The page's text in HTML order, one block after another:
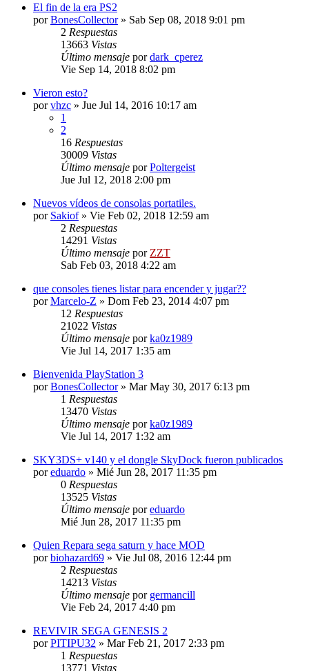
El fin de la era PS2
porBonesCollector» Sab Sep 08, 2018 9:01 pm
2 Respuestas
13663 Vistas
Último mensaje pordark_cperez
Vie Sep 14, 2018 8:02 pm
Vieron esto?
porvhzc » Jue Jul 14, 2016 10:17 am
1
2
16 Respuestas
30009 Vistas
Último mensaje porPoltergeist
Jue Jul 12, 2018 2:00 pm
Nuevos vídeos de consolas portatiles.
por Sakiof» Vie Feb 02, 2018 12:59 am
2 Respuestas
14291 Vistas
Último mensaje por ZZT
Sab Feb 03, 2018 4:22 am
que consoles tienes listar para encender y jugar??
porMarcelo-Z » Dom Feb 23, 2014 4:07 pm
12 Respuestas
21022 Vistas
Último mensaje porka0z1989
Vie Jul 14, 2017 1:35 am
Bienvenida PlayStation 3
porBonesCollector» Mar May 30, 2017 6:13 pm
1 Respuestas
13470 Vistas
Último mensaje porka0z1989
Vie Jul 14, 2017 1:32 am
SKY3DS+ v140 y el dongle SkyDock fueron publicados
poreduardo » Mié Jun 28, 2017 11:35 pm
0 Respuestas
13525 Vistas
Último mensaje poreduardo
Mié Jun 28, 2017 11:35 pm
Quien Repara sega saturn y hace MOD
porbiohazard69 » Vie Jul 08, 2016 12:44 pm
2 Respuestas
14213 Vistas
Último mensaje por germancill
Vie Feb 24, 2017 4:40 pm
REVIVIR SEGA GENESIS 2
porPITIPU32 » Mar Feb 21, 2017 2:33 pm
1 Respuestas
13771 Vistas